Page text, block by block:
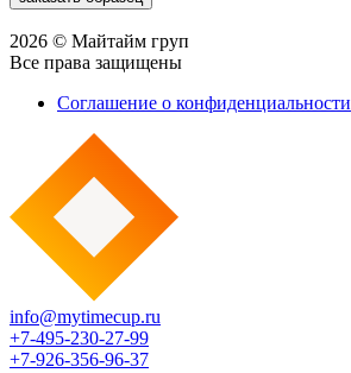
2026 © Майтайм груп
Все права защищены
Соглашение о конфиденциальности
info@mytimecup.ru
+7-495-230-27-99
+7-926-356-96-37